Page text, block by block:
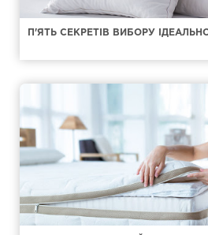
П'ЯТЬ СЕКРЕТІВ ВИБОРУ